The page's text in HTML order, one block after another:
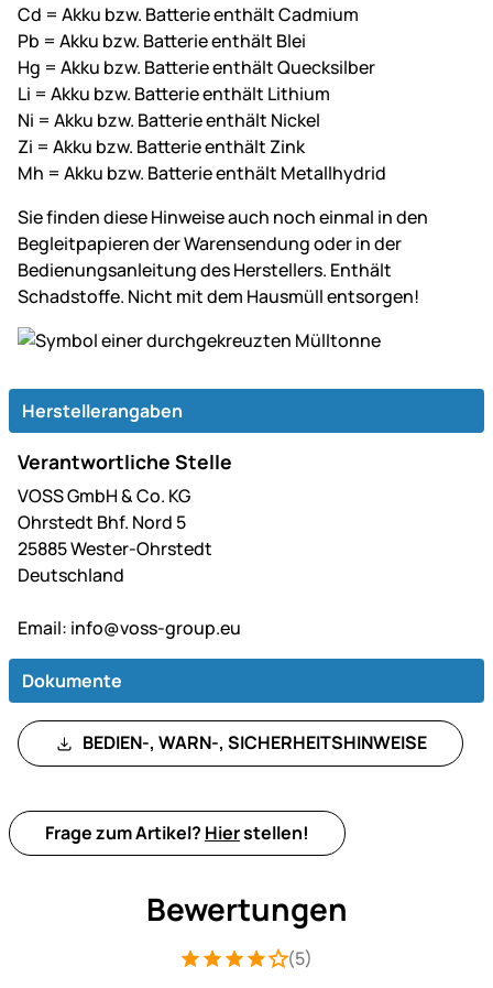
Cd = Akku bzw. Batterie enthält Cadmium
Pb = Akku bzw. Batterie enthält Blei
Hg = Akku bzw. Batterie enthält Quecksilber
Li = Akku bzw. Batterie enthält Lithium
Ni = Akku bzw. Batterie enthält Nickel
Zi = Akku bzw. Batterie enthält Zink
Mh = Akku bzw. Batterie enthält Metallhydrid
Sie finden diese Hinweise auch noch einmal in den
Begleitpapieren der Warensendung oder in der
Bedienungsanleitung des Herstellers. Enthält
Schadstoffe. Nicht mit dem Hausmüll entsorgen!
Herstellerangaben
Verantwortliche Stelle
VOSS GmbH & Co. KG
Ohrstedt Bhf. Nord 5
25885 Wester-Ohrstedt
Deutschland
Email: info@voss-group.eu
Dokumente
BEDIEN-, WARN-, SICHERHEITSHINWEISE
Frage zum Artikel? Hierstellen!
Bewertungen
Bewertung: 4 von 5 (5 Bewertungen)
5 Bewertungen
(5)